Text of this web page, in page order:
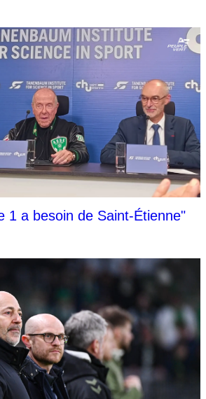
1 a besoin de Saint-Étienne"